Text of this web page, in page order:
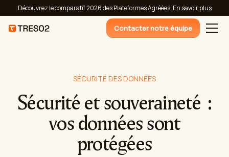
Découvrez le comparatif 2026 des Plateformes Agréées. En savoir plus
Contacter notre équipe
SÉCURITÉ DES DONNÉES
Sécurité et souveraineté :
vos données sont
protégées